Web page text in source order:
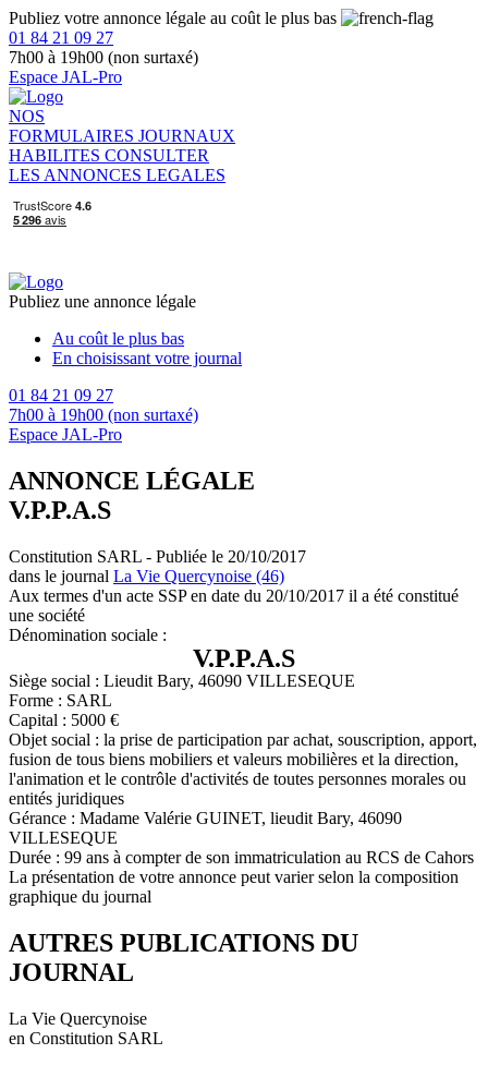
Publiez votre annonce légale au coût le plus bas
01 84 21 09 27
7h00 à 19h00 (non surtaxé)
Espace JAL-Pro
NOS
FORMULAIRES JOURNAUX
HABILITES CONSULTER
LES ANNONCES LEGALES
Publiez une annonce légale
Au coût le plus bas
En choisissant votre journal
01 84 21 09 27
7h00 à 19h00 (non surtaxé)
Espace JAL-Pro
ANNONCE LÉGALE
V.P.P.A.S
Constitution SARL - Publiée le 20/10/2017
dans le journal La Vie Quercynoise (46)
Aux termes d'un acte SSP en date du 20/10/2017 il a été constitué
une société
Dénomination sociale :
V.P.P.A.S
Siège social : Lieudit Bary, 46090 VILLESEQUE
Forme : SARL
Capital : 5000 €
Objet social : la prise de participation par achat, souscription, apport,
fusion de tous biens mobiliers et valeurs mobilières et la direction,
l'animation et le contrôle d'activités de toutes personnes morales ou
entités juridiques
Gérance : Madame Valérie GUINET, lieudit Bary, 46090
VILLESEQUE
Durée : 99 ans à compter de son immatriculation au RCS de Cahors
La présentation de votre annonce peut varier selon la composition
graphique du journal
AUTRES PUBLICATIONS DU
JOURNAL
La Vie Quercynoise
en Constitution SARL